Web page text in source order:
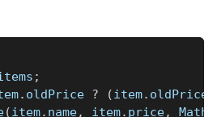
;
. oldPrice ? (item. oldPrice
(item. name, item. price, Math